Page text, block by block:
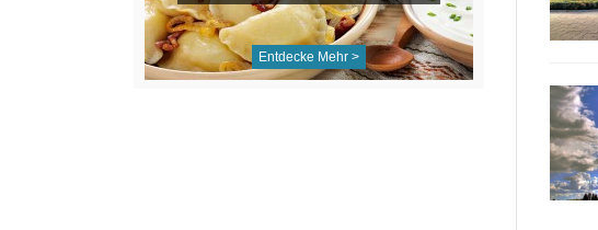
Entdecke Mehr >